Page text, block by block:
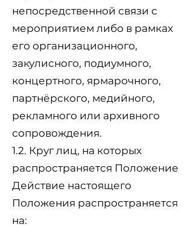
непосредственной связи с
мероприятием либо в рамках
его организационного,
закулисного, подиумного,
концертного, ярмарочного,
партнёрского, медийного,
рекламного или архивного
сопровождения.
1.2. Круг лиц, на которых
распространяется Положение
Действие настоящего
Положения распространяется
на: